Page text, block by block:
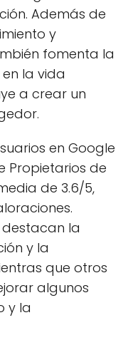
Además de
y
fomenta la
la vida
a crear un
en Google
Propietarios de
de 3.6/5,
la
y la
que otros
algunos
y la